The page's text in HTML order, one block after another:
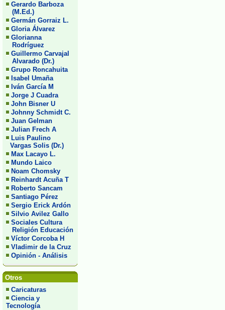
Gerardo Barboza
(M.Ed.)
Germán Gorraiz L.
Gloria Álvarez
Glorianna
Rodríguez
Guillermo Carvajal
Alvarado (Dr.)
Grupo Roncahuita
Isabel Umaña
Iván García M
Jorge J Cuadra
John Bisner U
Johnny Schmidt C.
Juan Gelman
Julian Frech A
Luis Paulino
Vargas Solis (Dr.)
Max Lacayo L.
Mundo Laico
Noam Chomsky
Reinhardt Acuña T
Roberto Sancam
Santiago Pérez
Sergio Erick Ardón
Silvio Avilez Gallo
Sociales Cultura
Religión Educación
Víctor Corcoba H
Vladimir de la Cruz
Opinión - Análisis
Otros
Caricaturas
Ciencia y
Tecnología